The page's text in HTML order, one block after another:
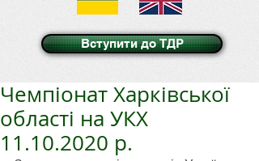
Вступити до ТДР
Чемпіонат Харківської
області на УКХ
11.10.2020 р.